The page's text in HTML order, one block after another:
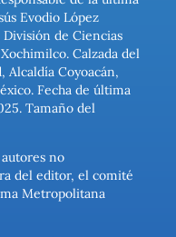
Evodio López
de Ciencias
Calzada del
Alcaldía Coyoacán,
Fecha de última
Tamaño del
no
del editor, el comité
Metropolitana